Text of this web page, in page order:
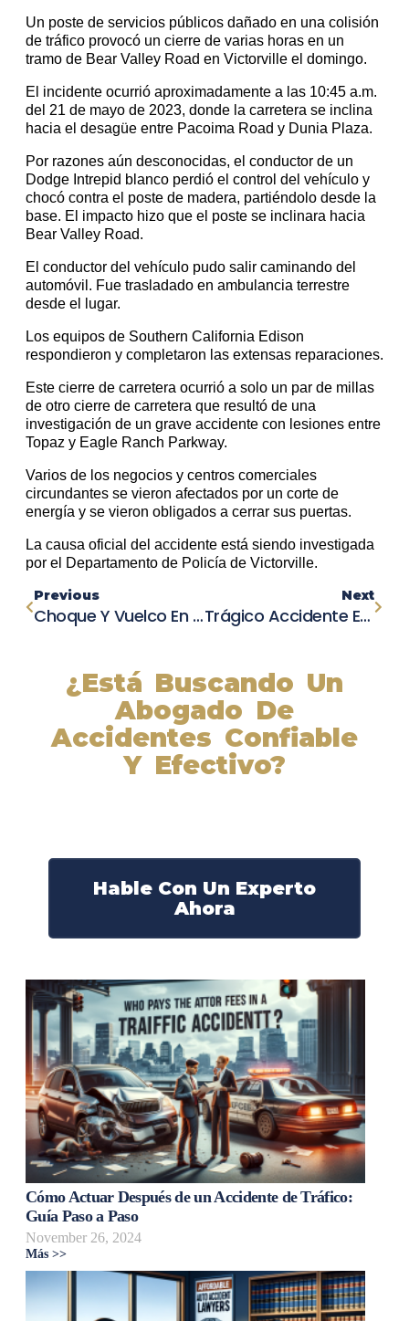
Un poste de servicios públicos dañado en una colisión
de tráfico provocó un cierre de varias horas en un
tramo de Bear Valley Road en Victorville el domingo.
El incidente ocurrió aproximadamente a las 10:45 a.m.
del 21 de mayo de 2023, donde la carretera se inclina
hacia el desagüe entre Pacoima Road y Dunia Plaza.
Por razones aún desconocidas, el conductor de un
Dodge Intrepid blanco perdió el control del vehículo y
chocó contra el poste de madera, partiéndolo desde la
base. El impacto hizo que el poste se inclinara hacia
Bear Valley Road.
El conductor del vehículo pudo salir caminando del
automóvil. Fue trasladado en ambulancia terrestre
desde el lugar.
Los equipos de Southern California Edison
respondieron y completaron las extensas reparaciones.
Este cierre de carretera ocurrió a solo un par de millas
de otro cierre de carretera que resultó de una
investigación de un grave accidente con lesiones entre
Topaz y Eagle Ranch Parkway.
Varios de los negocios y centros comerciales
circundantes se vieron afectados por un corte de
energía y se vieron obligados a cerrar sus puertas.
La causa oficial del accidente está siendo investigada
por el Departamento de Policía de Victorville.
Previous
Choque Y Vuelco En La I-15: Mujer Escapa Milagrosamente De Su SUV Destrozado En Hesperia
Next
Trágico Accidente En Perris: Una Persona Muere En Colisión Entre Dos Vehículos
¿Está Buscando Un
Abogado De
Accidentes Confiable
Y Efectivo?
Hable Con Un Experto
Ahora
Cómo Actuar Después de un Accidente de Tráfico:
Guía Paso a Paso
November 26, 2024
Más >>